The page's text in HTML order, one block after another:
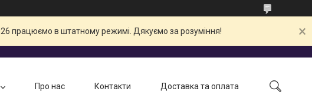
працюємо в штатному режимі. Дякуємо за розуміння!
Про нас Контакти Доставка та оплата